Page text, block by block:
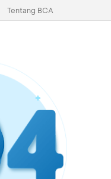
Tentang BCA